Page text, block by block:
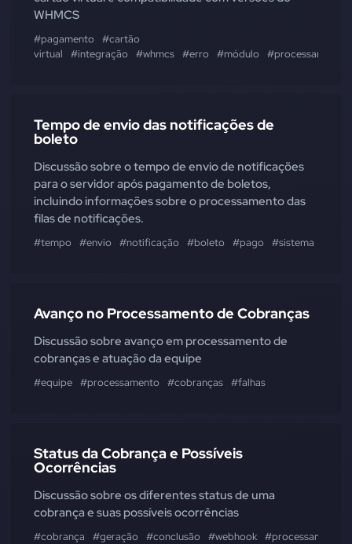
WHMCS
#pagamento
#cartão
virtual
#integração #whmcs #erro #módulo #processamento
Tempo de envio das notificações de
boleto
Discussão sobre o tempo de envio de notificações
para o servidor após pagamento de boletos,
incluindo informações sobre o processamento das
filas de notificações.
#tempo #envio #notificação #boleto #pago #sistema
Avanço no Processamento de Cobranças
Discussão sobre avanço em processamento de
cobranças e atuação da equipe
#equipe #processamento #cobranças #falhas
Status da Cobrança e Possíveis
Ocorrências
Discussão sobre os diferentes status de uma
cobrança e suas possíveis ocorrências
#cobrança #geração #conclusão #webhook #processamento